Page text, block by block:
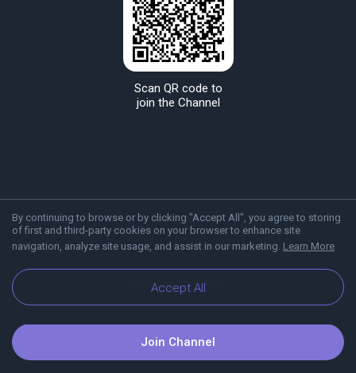
By continuing to browse or by clicking "Accept All", you agree to storing
of first and third-party cookies on your browser to enhance site
navigation, analyze site usage, and assist in our marketing. Learn More
Accept All
Scan QR code to
join the Channel
About Viber Blog
Join Channel